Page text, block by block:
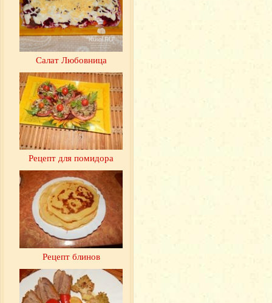
Салат Любовница
Рецепт для помидора
Рецепт блинов